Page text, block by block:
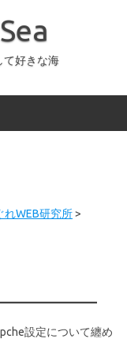
て好きな海
れWEB研究所>
設定について纏め